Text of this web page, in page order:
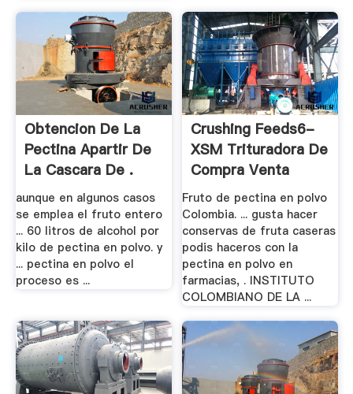
Obtencion De La
Pectina Apartir De
La Cascara De .
aunque en algunos casos
se emplea el fruto entero
... 60 litros de alcohol por
kilo de pectina en polvo. y
... pectina en polvo el
proceso es ...
Crushing Feeds6-
XSM Trituradora De
Compra Venta
Fruto de pectina en polvo
Colombia. ... gusta hacer
conservas de fruta caseras
podis haceros con la
pectina en polvo en
farmacias, . INSTITUTO
COLOMBIANO DE LA ...